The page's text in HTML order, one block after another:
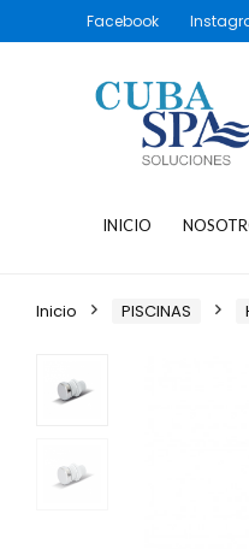
Facebook
INICIO
Inicio PISCINAS